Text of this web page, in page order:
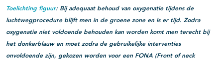
Toelichting figuur: Bij adequaat behoud van oxygenatie tijdens de
luchtwegprocedure blijft men in de groene zone en is er tijd. Zodra
oxygenatie niet voldoende behouden kan worden komt men terecht bij
het donkerblauw en moet zodra de gebruikelijke interventies
onvoldoende zijn, gekozen worden voor een FONA (Front of neck